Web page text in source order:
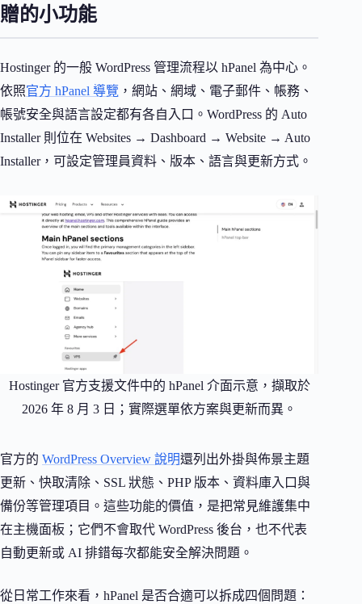
贈的小功能
Hostinger 的一般 WordPress 管理流程以 hPanel 為中心。
依照官方 hPanel 導覽 ，網站、網域、電子郵件、帳務、
帳號安全與語言設定都有各自入口。WordPress 的 Auto
Installer 則位在 Websites → Dashboard → Website → Auto
Installer，可設定管理員資料、版本、語言與更新方式。
Hostinger 官方支援文件中的 hPanel 介面示意，擷取於
2026 年 8 月 3 日；實際選單依方案與更新而異。
官方的 WordPress Overview 說明還列出外掛與佈景主題
更新、快取清除、SSL 狀態、PHP 版本、資料庫入口與
備份等管理項目。這些功能的價值，是把常見維護集中
在主機面板；它們不會取代 WordPress 後台，也不代表
自動更新或 AI 排錯每次都能安全解決問題。
從日常工作來看，hPanel 是否合適可以拆成四個問題：